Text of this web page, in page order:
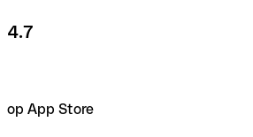
4.7
op App Store